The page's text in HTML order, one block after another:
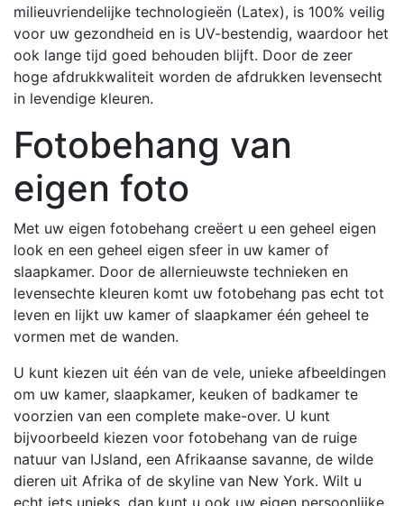
milieuvriendelijke technologieën (Latex), is 100% veilig
voor uw gezondheid en is UV-bestendig, waardoor het
ook lange tijd goed behouden blijft. Door de zeer
hoge afdrukkwaliteit worden de afdrukken levensecht
in levendige kleuren.
Fotobehang van
eigen foto
Met uw eigen fotobehang creëert u een geheel eigen
look en een geheel eigen sfeer in uw kamer of
slaapkamer. Door de allernieuwste technieken en
levensechte kleuren komt uw fotobehang pas echt tot
leven en lijkt uw kamer of slaapkamer één geheel te
vormen met de wanden.
U kunt kiezen uit één van de vele, unieke afbeeldingen
om uw kamer, slaapkamer, keuken of badkamer te
voorzien van een complete make-over. U kunt
bijvoorbeeld kiezen voor fotobehang van de ruige
natuur van IJsland, een Afrikaanse savanne, de wilde
dieren uit Afrika of de skyline van New York. Wilt u
echt iets unieks, dan kunt u ook uw eigen persoonlijke